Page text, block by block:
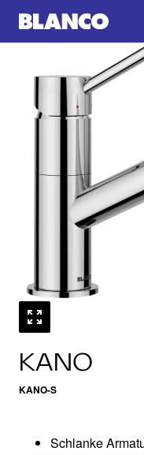
KANO
KANO-S
1
Schlanke